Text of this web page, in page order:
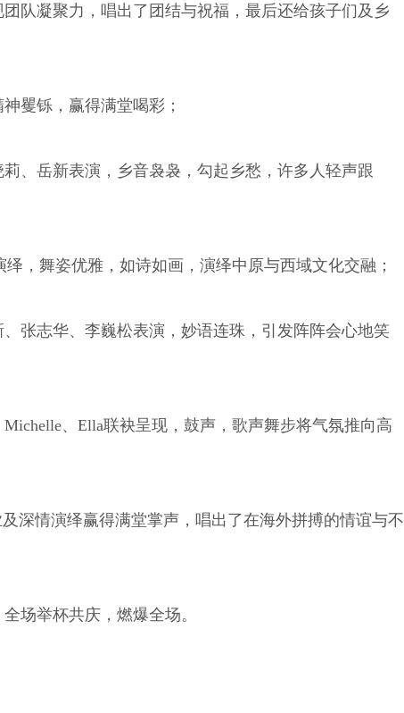
队凝聚力，唱出了团结与祝福，最后还给孩子们及乡
矍铄，赢得满堂喝彩；
、岳新表演，乡音袅袅，勾起乡愁，许多人轻声跟
，舞姿优雅，如诗如画，演绎中原与西域文化交融；
张志华、李巍松表演，妙语连珠，引发阵阵会心地笑
、Ella联袂呈现，鼓声，歌声舞步将气氛推向高
深情演绎赢得满堂掌声，唱出了在海外拼搏的情谊与不
场举杯共庆，燃爆全场。